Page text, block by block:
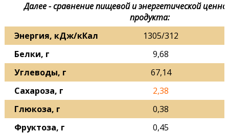
Далее - сравнение пищевой и энергетической
продукта:
Энергия, кДж/кКал
1305/312
Белки, г
9,68
Углеводы, г
67,14
Сахароза, г
2,38
Глюкоза, г
0,38
Фруктоза, г
0,45